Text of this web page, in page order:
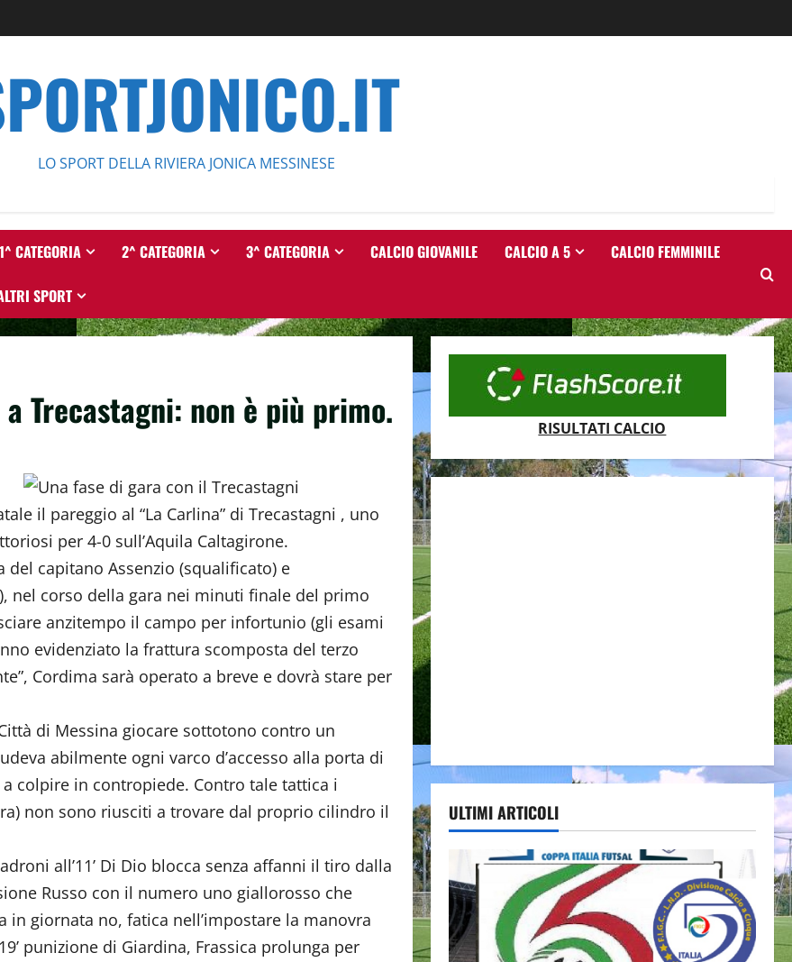
LO SPORT DELLA RIVIERA JONICA MESSINESE
1^ CATEGORIA 2^ CATEGORIA 3^ CATEGORIA CALCIO GIOVANILE CALCIO A 5 CALCIO FEMMINILE
SPORT
Trecastagni: non è più primo.
il pareggio al “La Carlina” di Trecastagni , uno
per 4-0 sull’Aquila Caltagirone.
capitano Assenzio (squalificato) e
nel corso della gara nei minuti finale del primo
anzitempo il campo per infortunio (gli esami
evidenziato la frattura scomposta del terzo
Cordima sarà operato a breve e dovrà stare per
di Messina giocare sottotono contro un
abilmente ogni varco d’accesso alla porta di
colpire in contropiede. Contro tale tattica i
non sono riusciti a trovare dal proprio cilindro il
all’11’ Di Dio blocca senza affanni il tiro dalla
Russo con il numero uno giallorosso che
giornata no, fatica nell’impostare la manovra
punizione di Giardina, Frassica prolunga per
RISULTATI CALCIO
ULTIMI ARTICOLI